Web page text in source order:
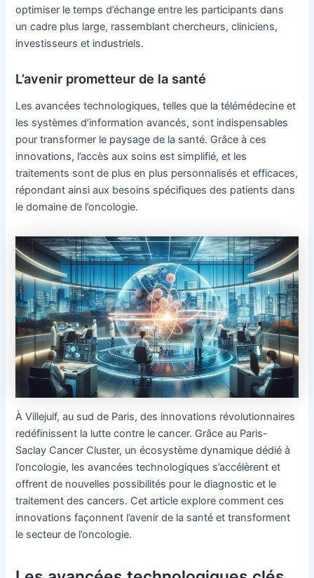
optimiser le temps d’échange entre les participants dans
un cadre plus large, rassemblant chercheurs, cliniciens,
investisseurs et industriels.
L’avenir prometteur de la santé
Les avancées technologiques, telles que la télémédecine et
les systèmes d’information avancés, sont indispensables
pour transformer le paysage de la santé. Grâce à ces
innovations, l’accès aux soins est simplifié, et les
traitements sont de plus en plus personnalisés et efficaces,
répondant ainsi aux besoins spécifiques des patients dans
le domaine de l’oncologie.
À Villejuif, au sud de Paris, des innovations révolutionnaires
redéfinissent la lutte contre le cancer. Grâce au Paris-
Saclay Cancer Cluster, un écosystème dynamique dédié à
l’oncologie, les avancées technologiques s’accélèrent et
offrent de nouvelles possibilités pour le diagnostic et le
traitement des cancers. Cet article explore comment ces
innovations façonnent l’avenir de la santé et transforment
le secteur de l’oncologie.